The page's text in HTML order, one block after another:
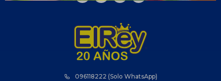
096118222 (Solo WhatsApp)